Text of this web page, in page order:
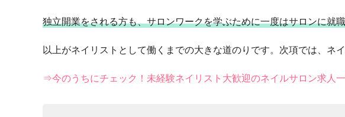
独立開業をされる方も、サロンワークを学ぶために一度はサロンに就
以上がネイリストとして働くまでの大きな道のりです。次項では、ネ
⇒今のうちにチェック！未経験ネイリスト大歓迎のネイルサロン求人